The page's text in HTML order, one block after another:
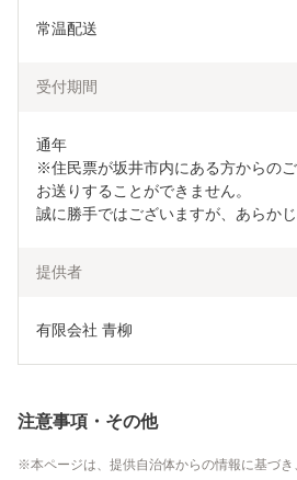
常温配送
受付期間
通年
※住民票が坂井市内にある方からの
お送りすることができません。
誠に勝手ではございますが、あらか
提供者
有限会社 青柳
注意事項・その他
本ページは、提供自治体からの情報に基づき